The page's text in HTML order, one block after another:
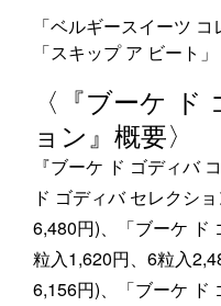
「ベルギースイーツ
「スキップ ア ビート」
〈『ブーケ
ョン』概要〉
『ブーケ ド ゴディバ
ド ゴディバ セレクシ
6,480円)、「ブーケ ド
粒入1,620円、6粒入
6,156円)、「ブーケ ド